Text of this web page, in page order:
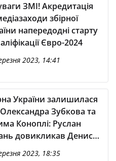
ЗМІ! Акредитація
збірної
напередодні старту
Євро-2024
2023, 14:41
України залишилася
Зубкова та
Коноплі: Руслан
довикликав Дениса
2023, 18:35